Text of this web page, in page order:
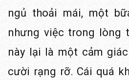
ngủ thoải mái, một
nhưng việc trong lòng
này lại là một cảm
cười rạng rỡ. Cái quá